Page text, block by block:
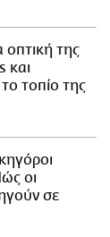
της
και
τοπίο της
οι
σε